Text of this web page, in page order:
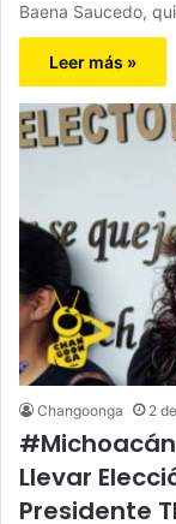
Baena Saucedo,
Leer más »
Changoonga 2
Llevar
Presidente